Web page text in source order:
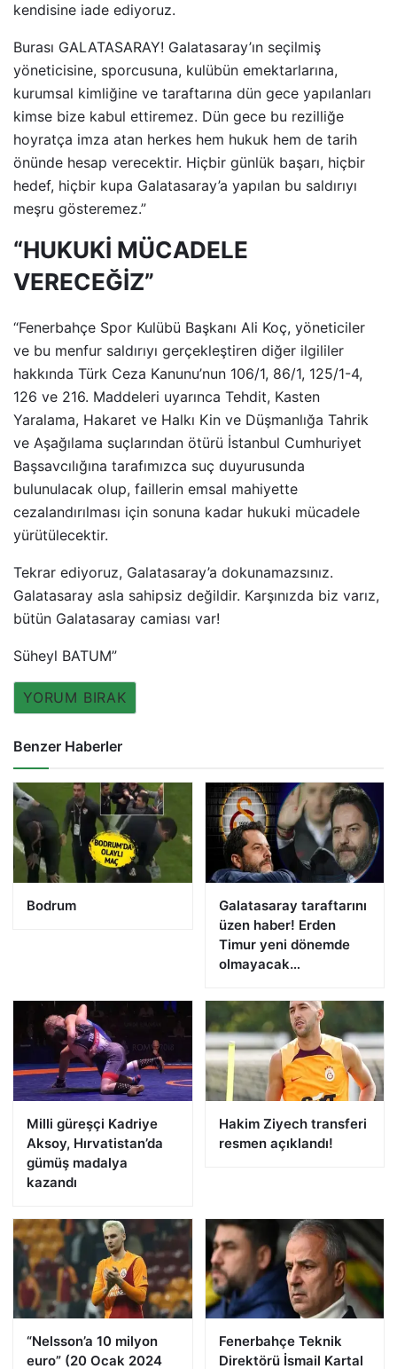
kendisine iade ediyoruz.
Burası GALATASARAY! Galatasaray’ın seçilmiş
yöneticisine, sporcusuna, kulübün emektarlarına,
kurumsal kimliğine ve taraftarına dün gece yapılanları
kimse bize kabul ettiremez. Dün gece bu rezilliğe
hoyratça imza atan herkes hem hukuk hem de tarih
önünde hesap verecektir. Hiçbir günlük başarı, hiçbir
hedef, hiçbir kupa Galatasaray’a yapılan bu saldırıyı
meşru gösteremez.”
“HUKUKİ MÜCADELE
VERECEĞİZ”
“Fenerbahçe Spor Kulübü Başkanı Ali Koç, yöneticiler
ve bu menfur saldırıyı gerçekleştiren diğer ilgililer
hakkında Türk Ceza Kanunu’nun 106/1, 86/1, 125/1-4,
126 ve 216. Maddeleri uyarınca Tehdit, Kasten
Yaralama, Hakaret ve Halkı Kin ve Düşmanlığa Tahrik
ve Aşağılama suçlarından ötürü İstanbul Cumhuriyet
Başsavcılığına tarafımızca suç duyurusunda
bulunulacak olup, faillerin emsal mahiyette
cezalandırılması için sonuna kadar hukuki mücadele
yürütülecektir.
Tekrar ediyoruz, Galatasaray’a dokunamazsınız.
Galatasaray asla sahipsiz değildir. Karşınızda biz varız,
bütün Galatasaray camiası var!
Süheyl BATUM”
YORUM BIRAK
Benzer Haberler
Bodrum
Galatasaray taraftarını
üzen haber! Erden
Timur yeni dönemde
olmayacak…
Milli güreşçi Kadriye
Aksoy, Hırvatistan’da
gümüş madalya
kazandı
Hakim Ziyech transferi
resmen açıklandı!
“Nelsson’a 10 milyon
euro” (20 Ocak 2024
Fenerbahçe Teknik
Direktörü İsmail Kartal